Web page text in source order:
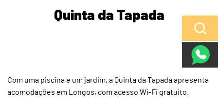
Quinta da Tapada
Com uma piscina e um jardim, a Quinta da Tapada apresenta
acomodações em Longos, com acesso Wi-Fi gratuito.